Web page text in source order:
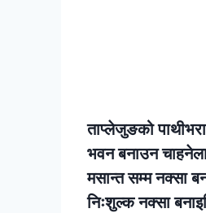
ताप्लेजुङको
भवन बनाउन
मसान्त सम्म नक्सा
निःशुल्क नक्सा